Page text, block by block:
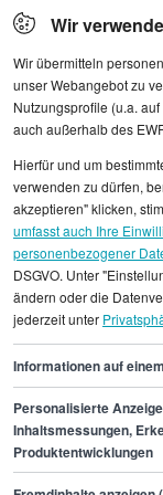
Klicken Sie
statistischen
einzelnen
Automatisierer/in
Finde
der zu
Wir
Wir übermitteln
unser Webangebot zu
Nutzungsprofile (u.a.
auch außerhalb des
Hierfür und um
verwenden zu dürfen,
akzeptieren" klicken,
umfasst auch Ihre
personenbezogener
DSGVO. Unter
ändern oder die
jederzeit unter
Informationen auf
Personalisierte
Inhaltsmessungen,
Produktentwicklungen